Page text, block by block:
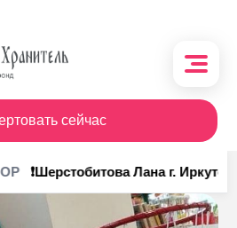
сейчас
О фонде
❗Шерстобитова Лана г. Иркутск❗